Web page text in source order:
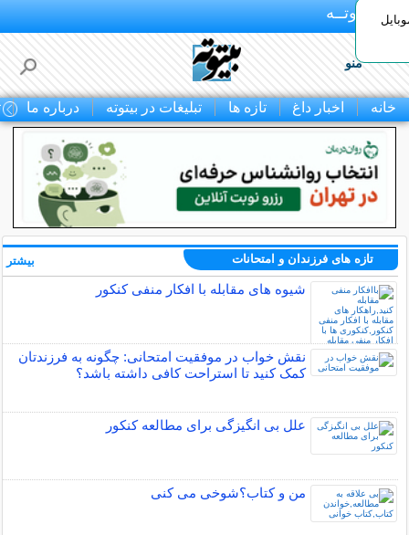
بـیتوتــه
منو
خانه اخبار داغ تازه ها تبلیغات در بیتوته درباره ما
تازه های فرزندان و امتحانات
شیوه های مقابله با افکار منفی کنکور
نقش خواب در موفقیت امتحانی: چگونه به فرزندتان
کمک کنید تا استراحت کافی داشته باشد؟
علل بی انگیزگی برای مطالعه کنکور
من و کتاب؟شوخی می کنی
بیشتر